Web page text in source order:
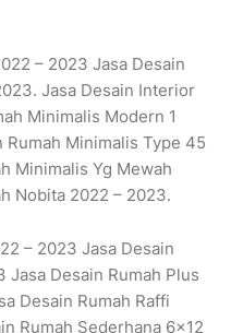
– 2023 Jasa Desain
Jasa Desain Interior
Minimalis Modern 1
Rumah Minimalis Type 45
Minimalis Yg Mewah
Nobita 2022 – 2023.
– 2023 Jasa Desain
Jasa Desain Rumah Plus
Desain Rumah Raffi
Rumah Sederhana 6×12